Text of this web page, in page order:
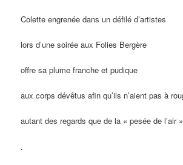
Colette engrenée dans un défilé d’artistes
lors d’une soirée aux Folies Bergère
offre sa plume franche et pudique
aux corps dévêtus afin qu’ils n’aient pas à
autant des regards que de la « pesée de l’air »
.